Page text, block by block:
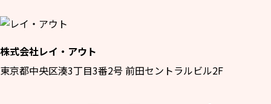
株式会社レイ・アウト
東京都中央区湊3丁目3番2号 前田セントラルビル2F